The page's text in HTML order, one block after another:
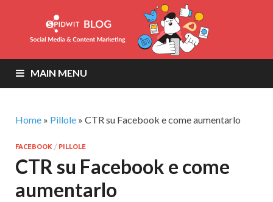
MAIN MENU
Home » Pillole » CTR su Facebook e come aumentarlo
FACEBOOK / PILLOLE
CTR su Facebook e come
aumentarlo